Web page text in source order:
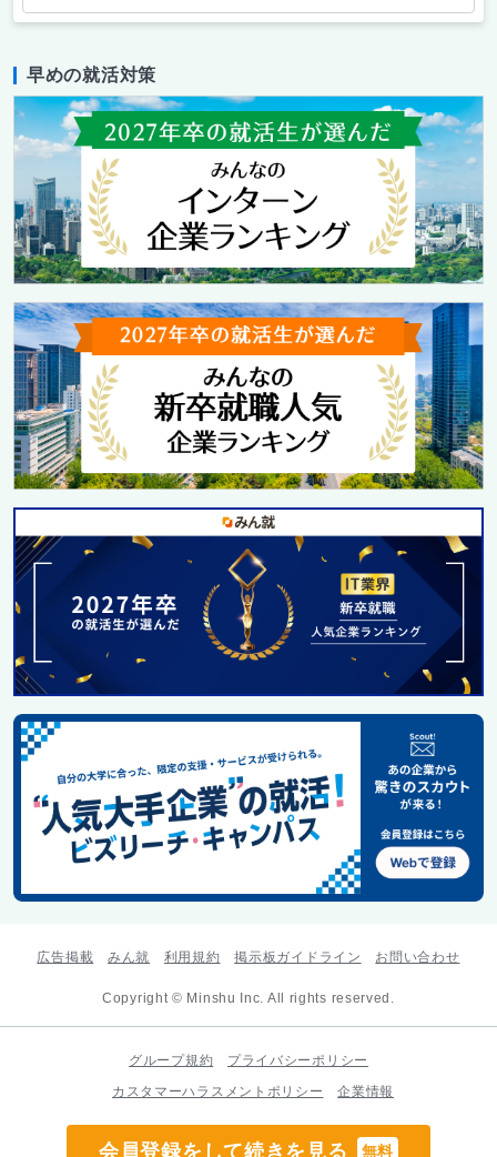
会員登録をして続きを見る 無料
早めの就活対策
広告掲載 みん就 利用規約 掲示板ガイドライン お問い合わせ
Copyright © Minshu Inc. All rights reserved.
グループ規約
プライバシーポリシー
カスタマーハラスメントポリシー
企業情報